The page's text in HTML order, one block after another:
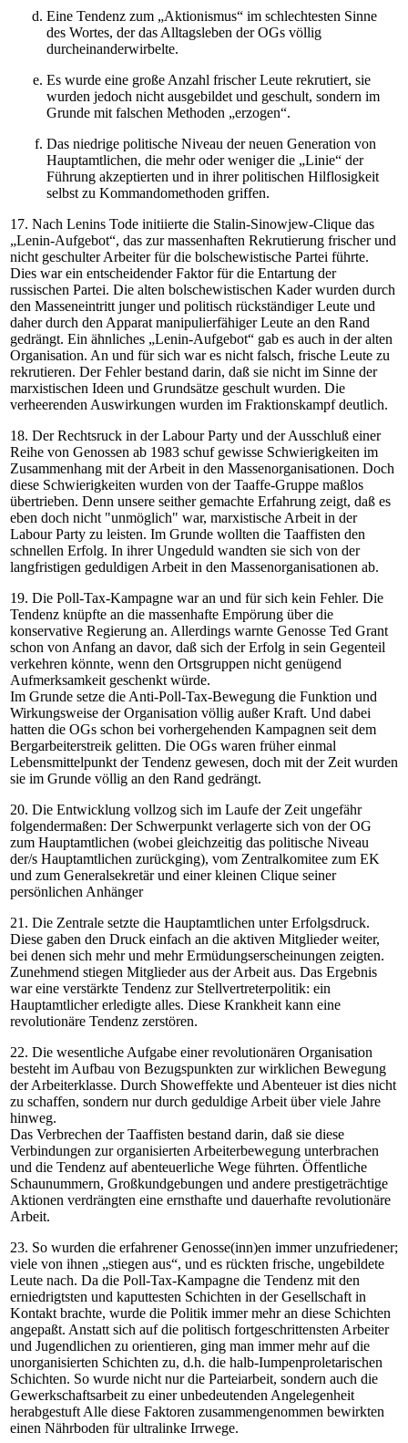
Eine Tendenz zum „Aktionismus“ im schlechtesten Sinne
des Wortes, der das Alltagsleben der OGs völlig
durcheinanderwirbelte.
Es wurde eine große Anzahl frischer Leute rekrutiert, sie
wurden jedoch nicht ausgebildet und geschult, sondern im
Grunde mit falschen Methoden „erzogen“.
Das niedrige politische Niveau der neuen Generation von
Hauptamtlichen, die mehr oder weniger die „Linie“ der
Führung akzeptierten und in ihrer politischen Hilflosigkeit
selbst zu Kommandomethoden griffen.
17. Nach Lenins Tode initiierte die Stalin-Sinowjew-Clique das
„Lenin-Aufgebot“, das zur massenhaften Rekrutierung frischer und
nicht geschulter Arbeiter für die bolschewistische Partei führte.
Dies war ein entscheidender Faktor für die Entartung der
russischen Partei. Die alten bolschewistischen Kader wurden durch
den Masseneintritt junger und politisch rückständiger Leute und
daher durch den Apparat manipulierfähiger Leute an den Rand
gedrängt. Ein ähnliches „Lenin-Aufgebot“ gab es auch in der alten
Organisation. An und für sich war es nicht falsch, frische Leute zu
rekrutieren. Der Fehler bestand darin, daß sie nicht im Sinne der
marxistischen Ideen und Grundsätze geschult wurden. Die
verheerenden Auswirkungen wurden im Fraktionskampf deutlich.
18. Der Rechtsruck in der Labour Party und der Ausschluß einer
Reihe von Genossen ab 1983 schuf gewisse Schwierigkeiten im
Zusammenhang mit der Arbeit in den Massenorganisationen. Doch
diese Schwierigkeiten wurden von der Taaffe-Gruppe maßlos
übertrieben. Denn unsere seither gemachte Erfahrung zeigt, daß es
eben doch nicht "unmöglich" war, marxistische Arbeit in der
Labour Party zu leisten. Im Grunde wollten die Taaffisten den
schnellen Erfolg. In ihrer Ungeduld wandten sie sich von der
langfristigen geduldigen Arbeit in den Massenorganisationen ab.
19. Die Poll-Tax-Kampagne war an und für sich kein Fehler. Die
Tendenz knüpfte an die massenhafte Empörung über die
konservative Regierung an. Allerdings warnte Genosse Ted Grant
schon von Anfang an davor, daß sich der Erfolg in sein Gegenteil
verkehren könnte, wenn den Ortsgruppen nicht genügend
Aufmerksamkeit geschenkt würde.
Im Grunde setze die Anti-Poll-Tax-Bewegung die Funktion und
Wirkungsweise der Organisation völlig außer Kraft. Und dabei
hatten die OGs schon bei vorhergehenden Kampagnen seit dem
Bergarbeiterstreik gelitten. Die OGs waren früher einmal
Lebensmittelpunkt der Tendenz gewesen, doch mit der Zeit wurden
sie im Grunde völlig an den Rand gedrängt.
20. Die Entwicklung vollzog sich im Laufe der Zeit ungefähr
folgendermaßen: Der Schwerpunkt verlagerte sich von der OG
zum Hauptamtlichen (wobei gleichzeitig das politische Niveau
der/s Hauptamtlichen zurückging), vom Zentralkomitee zum EK
und zum Generalsekretär und einer kleinen Clique seiner
persönlichen Anhänger
21. Die Zentrale setzte die Hauptamtlichen unter Erfolgsdruck.
Diese gaben den Druck einfach an die aktiven Mitglieder weiter,
bei denen sich mehr und mehr Ermüdungserscheinungen zeigten.
Zunehmend stiegen Mitglieder aus der Arbeit aus. Das Ergebnis
war eine verstärkte Tendenz zur Stellvertreterpolitik: ein
Hauptamtlicher erledigte alles. Diese Krankheit kann eine
revolutionäre Tendenz zerstören.
22. Die wesentliche Aufgabe einer revolutionären Organisation
besteht im Aufbau von Bezugspunkten zur wirklichen Bewegung
der Arbeiterklasse. Durch Showeffekte und Abenteuer ist dies nicht
zu schaffen, sondern nur durch geduldige Arbeit über viele Jahre
hinweg.
Das Verbrechen der Taaffisten bestand darin, daß sie diese
Verbindungen zur organisierten Arbeiterbewegung unterbrachen
und die Tendenz auf abenteuerliche Wege führten. Öffentliche
Schaunummern, Großkundgebungen und andere prestigeträchtige
Aktionen verdrängten eine ernsthafte und dauerhafte revolutionäre
Arbeit.
23. So wurden die erfahrener Genosse(inn)en immer unzufriedener;
viele von ihnen „stiegen aus“, und es rückten frische, ungebildete
Leute nach. Da die Poll-Tax-Kampagne die Tendenz mit den
erniedrigtsten und kaputtesten Schichten in der Gesellschaft in
Kontakt brachte, wurde die Politik immer mehr an diese Schichten
angepaßt. Anstatt sich auf die politisch fortgeschrittensten Arbeiter
und Jugendlichen zu orientieren, ging man immer mehr auf die
unorganisierten Schichten zu, d.h. die halb-Iumpenproletarischen
Schichten. So wurde nicht nur die Parteiarbeit, sondern auch die
Gewerkschaftsarbeit zu einer unbedeutenden Angelegenheit
herabgestuft Alle diese Faktoren zusammengenommen bewirkten
einen Nährboden für ultralinke Irrwege.